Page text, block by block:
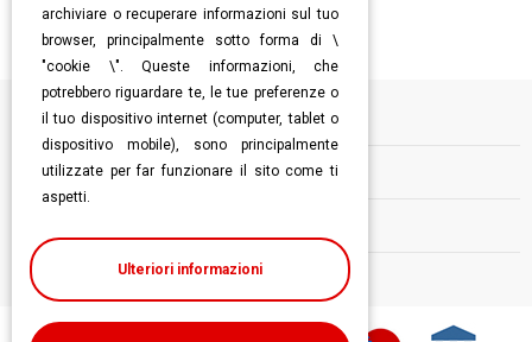
Informazioni
Follow us
archiviare o recuperare informazioni sul tuo
browser, principalmente sotto forma di \
"cookie \". Queste informazioni, che
potrebbero riguardare te, le tue preferenze o
il tuo dispositivo internet (computer, tablet o
dispositivo mobile), sono principalmente
utilizzate per far funzionare il sito come ti
aspetti.
Ulteriori informazioni